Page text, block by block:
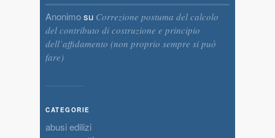
Anonimosu Correzione postuma del calcolo
del contributo di costruzione e principio
dell’affidamento (non proprio sempre si può
fare)
CATEGORIE
abusi edilizi